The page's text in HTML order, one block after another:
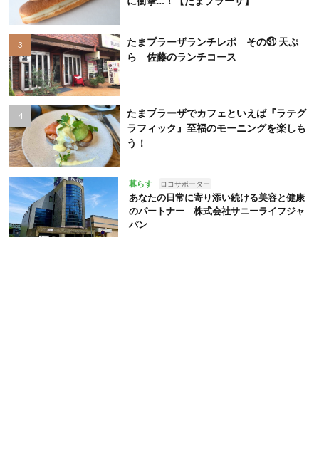
たまプラーザランチレポ その㉛ 天ぷ
ら 佐藤のランチコース
たまプラーザでカフェといえば『ラテグ
ラフィック』至福のモーニングを楽しも
う！
暮らす ロコサポーター
あなたの日常に寄り添い続ける美容と健康
のパートナー 株式会社サニーライフジャ
パン